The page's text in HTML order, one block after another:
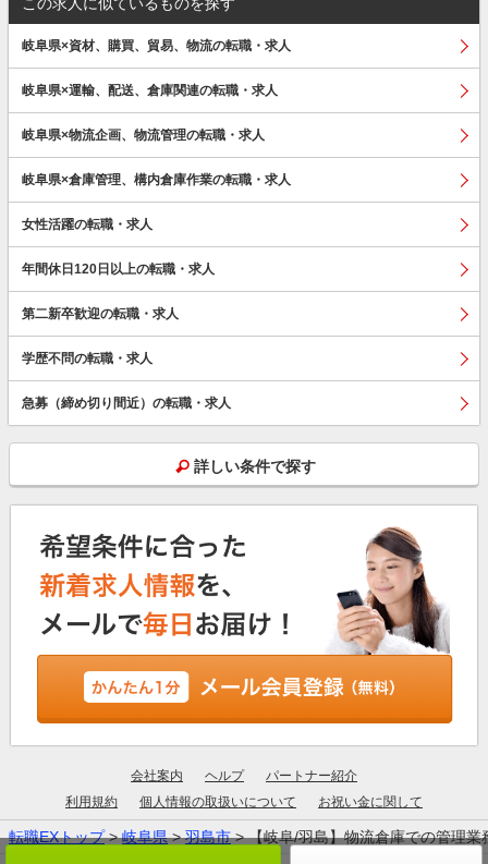
岐阜県×資材、購買、貿易、物流の転職・求人
岐阜県×運輸、配送、倉庫関連の転職・求人
岐阜県×物流企画、物流管理の転職・求人
岐阜県×倉庫管理、構内倉庫作業の転職・求人
女性活躍の転職・求人
年間休日120日以上の転職・求人
第二新卒歓迎の転職・求人
学歴不問の転職・求人
急募（締め切り間近）の転職・求人
詳しい条件で探す
会社案内 ヘルプ
パートナー紹介
利用規約
個人情報の取扱いについて お祝い金に関して
転職EXトップ>岐阜県>羽島市> 【岐阜/羽島】物流倉庫での管理